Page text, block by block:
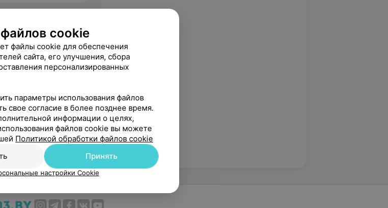
Рекомендую
cookie
файлы cookie для обеспечения
сайта, его улучшения, сбора
персонализированных
параметры использования файлов
свое согласие в более позднее время.
информации о целях,
файлов cookie вы можете
Политикой обработки файлов cookie
Принять
настройки Cookie